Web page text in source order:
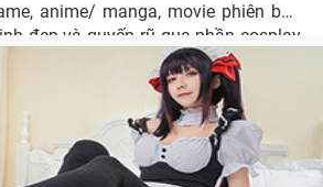
anime/ manga, movie phiên bản
đẹp và quyến rũ qua phần cosplay
girl nhé.